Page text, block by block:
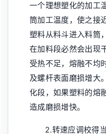
一个理想塑化的加工
筒加工温度，使之接
塑料从料斗进入料筒
在加料段必然会出现
受热不足，熔融不均
及螺杆表面磨损增大
化段，如果塑料的熔
造成磨损增快。
2.转速应调校得